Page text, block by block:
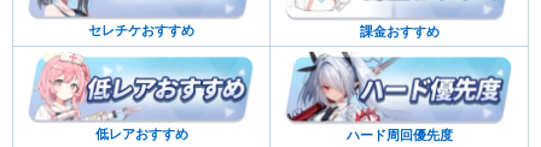
セレチケおすすめ 課金おすすめ
低レアおすすめ ハード周回優先度